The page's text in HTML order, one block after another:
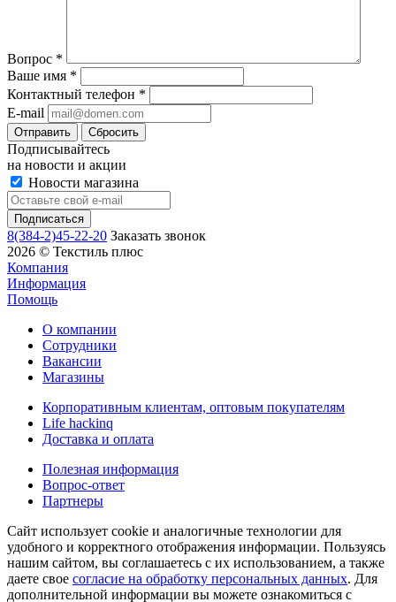
Вопрос *
Ваше имя *
Контактный телефон *
E-mail
Сбросить
Подписывайтесь
на новости и акции
Новости магазина
8(384-2)45-22-20 Заказать звонок
2026 © Текстиль плюс
Компания
Информация
Помощь
О компании
Сотрудники
Вакансии
Магазины
Корпоративным клиентам, оптовым покупателям
Life hackinq
Доставка и оплата
Полезная информация
Вопрос-ответ
Партнеры
Сайт использует cookie и аналогичные технологии для
удобного и корректного отображения информации. Пользуясь
нашим сайтом, вы соглашаетесь с их использованием, а также
даете свое согласие на обработку персональных данных. Для
дополнительной информации вы можете ознакомиться с